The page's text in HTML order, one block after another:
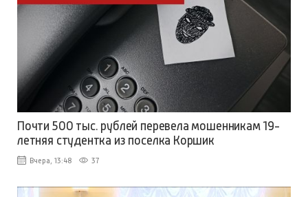
Почти 500 тыс. рублей перевела мошенникам 19-
летняя студентка из поселка Коршик
Вчера, 13:48 37